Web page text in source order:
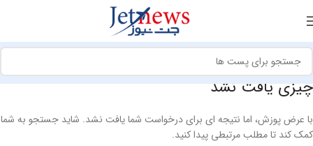
چیزی یافت نشد
با عرض پوزش، اما نتیجه ای برای درخواست شما یافت نشد. شاید جستجو به شما
کمک کند تا مطلب مرتبطی پیدا کنید.